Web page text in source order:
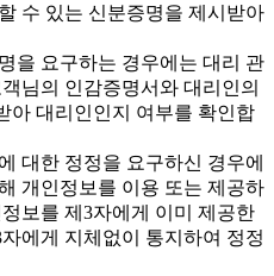
수 있는 신분증명을 제시받아
을 요구하는 경우에는 대리 관
님의 인감증명서와 대리인의
아 대리인인지 여부를 확인합
대한 정정을 요구하신 경우에
개인정보를 이용 또는 제공하
보를 제3자에게 이미 제공한
에게 지체없이 통지하여 정정